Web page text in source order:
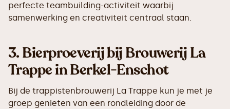
perfecte teambuilding-activiteit waarbij
samenwerking en creativiteit centraal staan.
3.Bierproeverij bij Brouwerij La
Trappe in Berkel-Enschot
Bij de trappistenbrouwerij La Trappe kun je met je
groep genieten van een rondleiding door de